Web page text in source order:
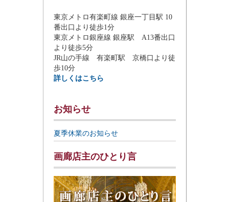
東京メトロ有楽町線 銀座一丁目駅 10
番出口より徒歩1分
東京メトロ銀座線 銀座駅 A13番出口
より徒歩5分
JR山の手線 有楽町駅 京橋口より徒
歩10分
詳しくはこちら
お知らせ
夏季休業のお知らせ
画廊店主のひとり言